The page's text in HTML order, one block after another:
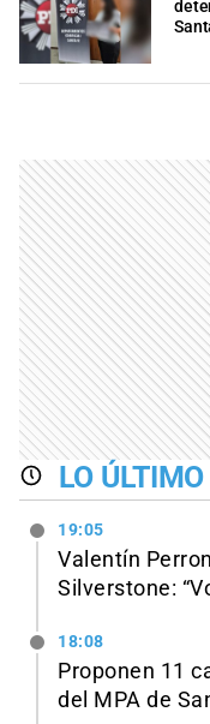
LO ÚLTIMO
19:05
Valentín
Silverstone:
18:08
Proponen 11
del MPA de